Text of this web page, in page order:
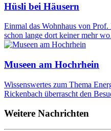
Hüsli bei Häusern
Einmal das Wohnhaus von
schon lange dort keiner mehr
Museen am Hochrhein
Wissenswertes zum Thema
Rickenbach überrascht den
Weitere Nachrichten